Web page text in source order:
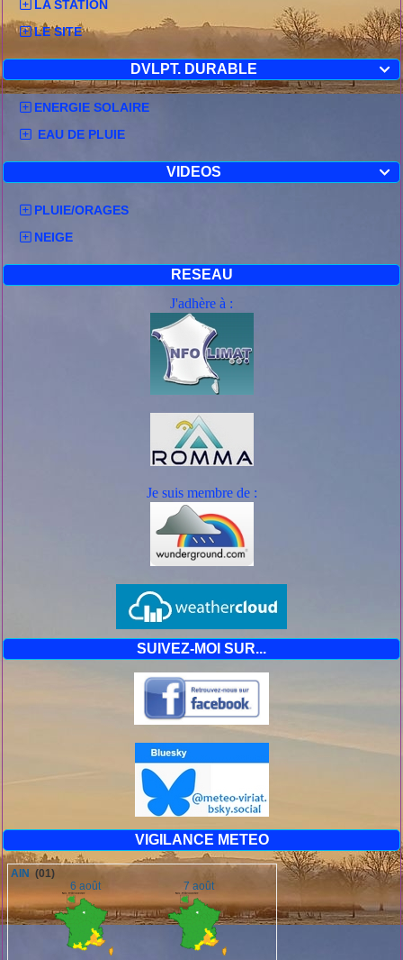
LA STATION
LE SITE

DVLPT. DURABLE
ENERGIE SOLAIRE
EAU DE PLUIE

VIDEOS
PLUIE/ORAGES
NEIGE
RESEAU
J'adhère à :
Je suis membre de :
SUIVEZ-MOI SUR...
VIGILANCE METEO